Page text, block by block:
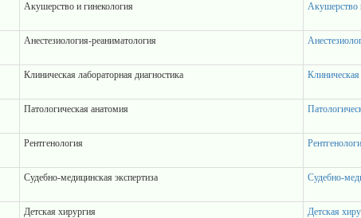
Акушерство и гинекология Акушерство
Анестезиология-реаниматология
Клиническая лабораторная диагностика Клиническая
Патологическая анатомия
Рентгенология
Судебно-медицинская экспертиза Судебно-
Детская хирургия Детская